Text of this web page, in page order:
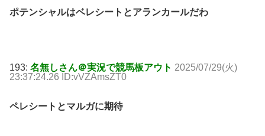
ポテンシャルはベレシートとアランカールだわ
193: 名無しさん＠実況で競馬板アウト 2025/07/29(火)
23:37:24.26 ID:vVZAmsZT0
ペレシートとマルガに期待